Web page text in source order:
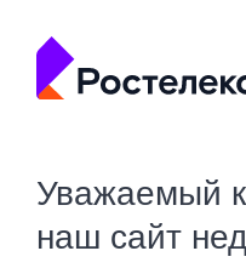
Уважаемый
наш сайт